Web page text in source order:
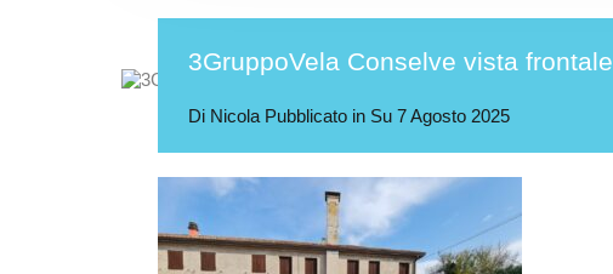
3GruppoVela Conselve vista frontale
Di Nicola Pubblicato in Su 7 Agosto 2025